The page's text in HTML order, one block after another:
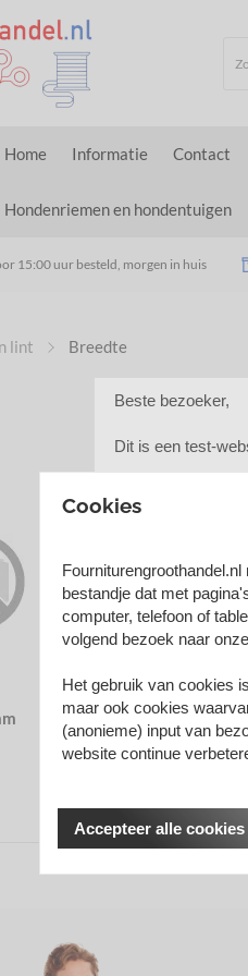
Home Informatie Contact
Hondenriemen en hondentuigen
15:00 uur besteld, morgen in huis
lint Breedte
Beste bezoeker,
Dit is een test-
Ja
Cookies
bestandje dat met
computer, telefoon of
volgend bezoek naar
Het gebruik van cookies
maar ook cookies
(anonieme) input van
website continue
Accepteer alle cookies